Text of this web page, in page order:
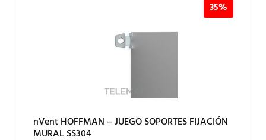
35%
nVent HOFFMAN – JUEGO SOPORTES FIJACIÓN
MURAL SS304